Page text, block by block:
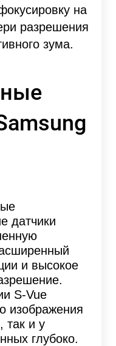
на
разрешения
зума.
датчики
и высокое
S-Vue
изображения
так и у
глубоко.